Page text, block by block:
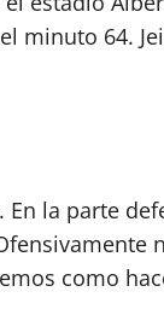
minuto 64.
la parte
como